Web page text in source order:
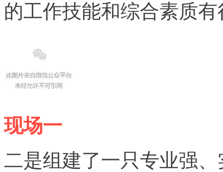
的工作技能和综合素质
现场一
二是组建了一只专业强